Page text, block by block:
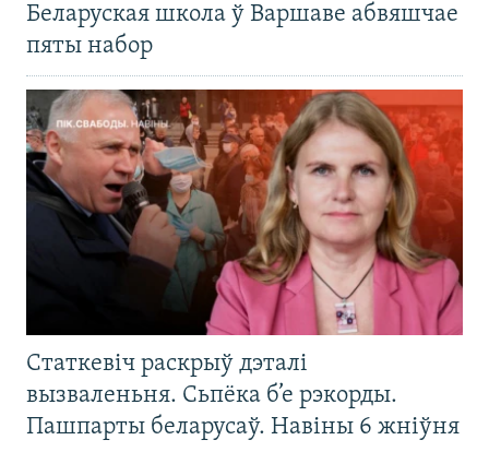
Беларуская школа ў Варшаве абвяшчае
пяты набор
Статкевіч раскрыў дэталі
вызваленьня. Сьпёка б’е рэкорды.
Пашпарты беларусаў. Навіны 6 жніўня